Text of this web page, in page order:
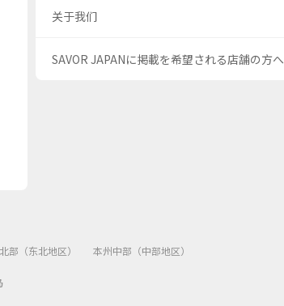
关于我们
SAVOR JAPANに掲載を希望される店舗の方へ
部（东北地区） 本州中部（中部地区）